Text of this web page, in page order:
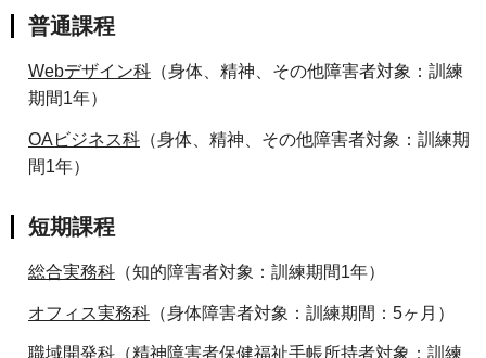
普通課程
Webデザイン科 （身体、精神、その他障害者対象：訓練
期間1年）
OAビジネス科 （身体、精神、その他障害者対象：訓練期
間1年）
短期課程
総合実務科 （知的障害者対象：訓練期間1年）
オフィス実務科 （身体障害者対象：訓練期間：5ヶ月）
職域開発科 （精神障害者保健福祉手帳所持者対象：訓練